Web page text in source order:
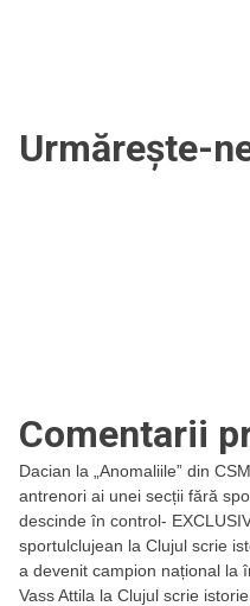
Urmărește-
Comentarii
Dacian la
„Anomaliile” din
antrenori ai unei secții fără
descinde în control-
sportulclujean la Clujul scrie
a devenit campion național la
Vass Attila la Clujul scrie